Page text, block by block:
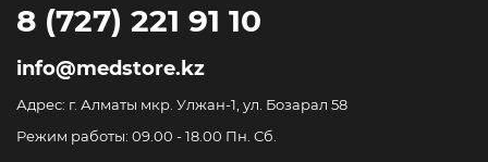
8 (727) 221 91 10
info@medstore.kz
Адрес: г. Алматы мкр. Улжан-1, ул. Бозарал 58
Режим работы: 09.00 - 18.00 Пн. Сб.